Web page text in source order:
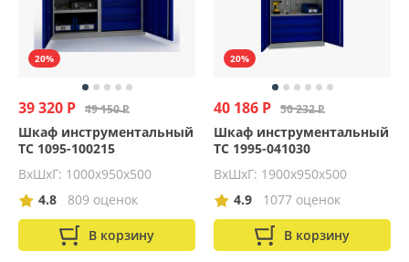
20%
39 320 Р 49 150 Р
Шкаф инструментальный
ТС 1095-100215
ВхШхГ: 1000х950х500
4.8
809 оценок
В корзину
20%
40 186 Р 50 232 Р
Шкаф инструментальный
ТС 1995-041030
ВхШхГ: 1900х950х500
4.9
1077 оценок
В корзину